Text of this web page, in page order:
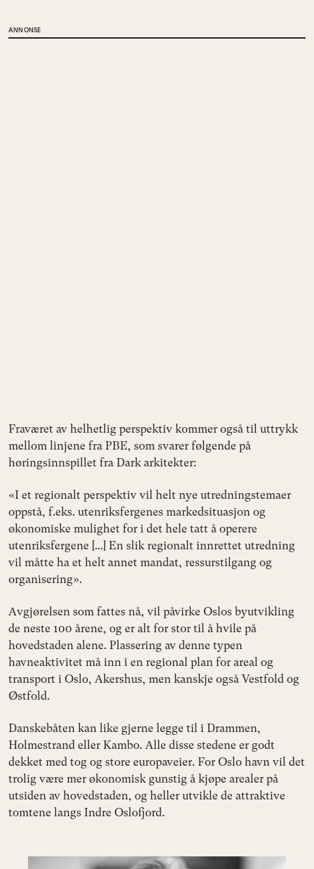
ANNONSE
Fraværet av helhetlig perspektiv kommer også til uttrykk
mellom linjene fra PBE, som svarer følgende på
høringsinnspillet fra Dark arkitekter:
«I et regionalt perspektiv vil helt nye utredningstemaer
oppstå, f.eks. utenriksfergenes markedsituasjon og
økonomiske mulighet for i det hele tatt å operere
utenriksfergene [...] En slik regionalt innrettet utredning
vil måtte ha et helt annet mandat, ressurstilgang og
organisering».
Avgjørelsen som fattes nå, vil påvirke Oslos byutvikling
de neste 100 årene, og er alt for stor til å hvile på
hovedstaden alene. Plassering av denne typen
havneaktivitet må inn i en regional plan for areal og
transport i Oslo, Akershus, men kanskje også Vestfold og
Østfold.
Danskebåten kan like gjerne legge til i Drammen,
Holmestrand eller Kambo. Alle disse stedene er godt
dekket med tog og store europaveier. For Oslo havn vil det
trolig være mer økonomisk gunstig å kjøpe arealer på
utsiden av hovedstaden, og heller utvikle de attraktive
tomtene langs Indre Oslofjord.